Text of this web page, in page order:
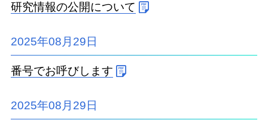
研究情報の公開について
2025年08月29日
番号でお呼びします
2025年08月29日